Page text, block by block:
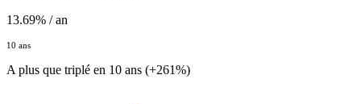
13.69% / an
10 ans
A plus que triplé en 10 ans (+261%)